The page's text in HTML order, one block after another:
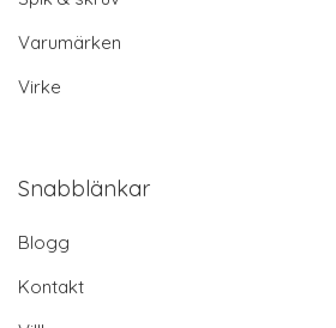
Varumärken
Virke
Snabblänkar
Blogg
Kontakt